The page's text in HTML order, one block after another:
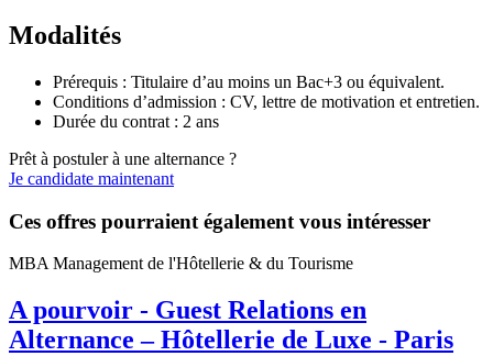
Modalités
Prérequis : Titulaire d’au moins un Bac+3 ou équivalent.
Conditions d’admission : CV, lettre de motivation et entretien.
Durée du contrat : 2 ans
Prêt à postuler à une alternance ?
Je candidate maintenant
Ces offres pourraient également vous intéresser
MBA Management de l'Hôtellerie & du Tourisme
A pourvoir - Guest Relations en
Alternance – Hôtellerie de Luxe - Paris